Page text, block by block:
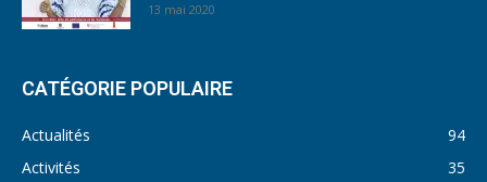
13 mai 2020
CATÉGORIE POPULAIRE
Actualités
94
Activités
35